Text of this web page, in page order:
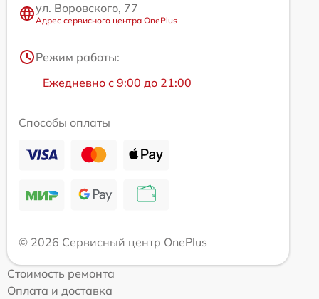
ул. Воровского, 77
Адрес сервисного центра OnePlus
Режим работы:
Ежедневно с 9:00 до 21:00
Способы оплаты
© 2026 Сервисный центр OnePlus
Стоимость ремонта
Оплата и доставка